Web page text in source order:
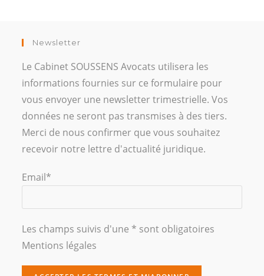
Newsletter
Le Cabinet SOUSSENS Avocats utilisera les
informations fournies sur ce formulaire pour
vous envoyer une newsletter trimestrielle. Vos
données ne seront pas transmises à des tiers.
Merci de nous confirmer que vous souhaitez
recevoir notre lettre d'actualité juridique.
Email*
Les champs suivis d'une * sont obligatoires
Mentions légales